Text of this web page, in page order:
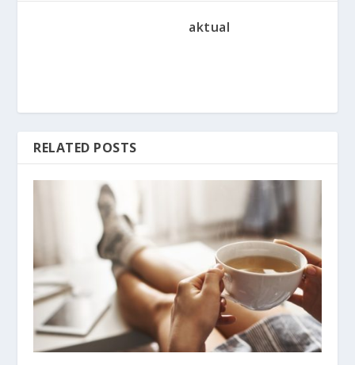
aktual
RELATED POSTS